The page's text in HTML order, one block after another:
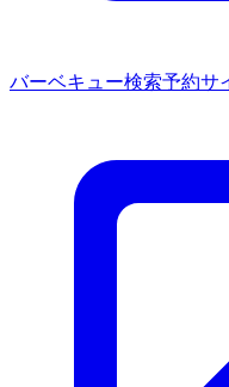
バーベキュー検索予約サ